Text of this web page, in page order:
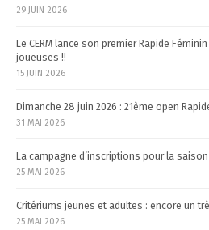
o
n
29 JUIN 2026
Le CERM lance son premier Rapide
joueuses !!
15 JUIN 2026
Dimanche 28 juin 2026 : 21ème open
31 MAI 2026
La campagne d’inscriptions pour la
25 MAI 2026
Critériums jeunes et adultes : encore un
25 MAI 2026